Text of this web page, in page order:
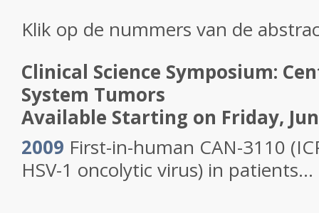
Klik op de nummers van de
Clinical Science Symposium:
System Tumors
Available Starting on Friday,
2009 First-in-human CAN-3110
HSV-1 oncolytic virus) in patients...